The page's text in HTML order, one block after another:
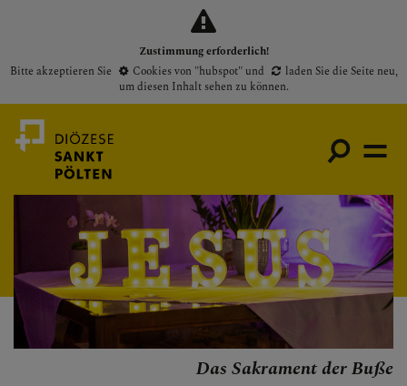
Zustimmung erforderlich!
Bitte akzeptieren Sie
Cookies von "hubspot"und laden Sie die Seite neu,
um diesen Inhalt sehen zu können.
Medienportal
Bischof
Gottesdienste
Pfarren
Das Sakrament der Buße